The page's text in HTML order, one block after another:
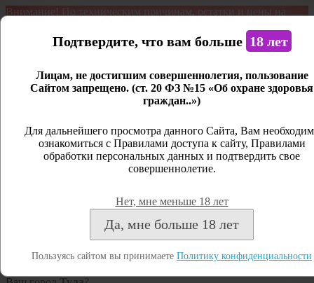
Внимание! По техническим причинам, остатки и цены на
является демонстрационным. Дистанционная продажа не
Открыть сайдбар
Личный кабинет
Закрыть
Посмотреть все результаты
Подтвердите, что вам больше 18 лет
Лицам, не достигшим совершеннолетия, пользование
Сайтом запрещено. (ст. 20 ФЗ №15 «Об охране здоровья
граждан..»)
Для дальнейшего просмотра данного Сайта, Вам
ознакомиться с Правилами доступа к сайту, Правилами
обработки персональных данных и подтвердить свое
совершеннолетие.
Нет, мне меньше 18 лет
Да, мне больше 18 лет
Пользуясь сайтом вы принимаете Политику конфиденциальности